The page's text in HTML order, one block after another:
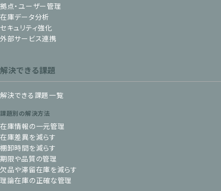
拠点・ユーザー管理
在庫データ分析
セキュリティ強化
外部サービス連携
解決できる課題
解決できる課題一覧
課題別の解決方法
在庫情報の一元管理
在庫差異を減らす
棚卸時間を減らす
期限や品質の管理
欠品や滞留在庫を減らす
理論在庫の正確な管理